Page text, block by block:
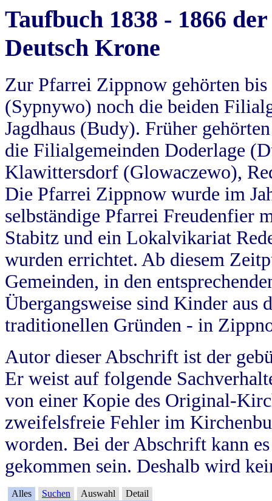
Taufbuch 1838 - 1866
Deutsch Krone
Zur Pfarrei Zippnow gehörten
(Sypnywo) noch die beiden
Jagdhaus (Budy). Früher
die Filialgemeinden Doderlage
Klawittersdorf (Glowaczewo),
Die Pfarrei Zippnow wurde im
selbständige Pfarrei Freudenfier
Stabitz und ein Lokalvikariat
wurden errichtet. Ab diesem
Gemeinden, in den
Übergangsweise sind Kinder aus
traditionellen Gründen - in
Autor dieser Abschrift ist der
Er weist auf folgende
von einer Kopie des Original-
zweifelsfreie Fehler im
worden. Bei der Abschrift kann
gekommen sein. Deshalb wird
Alles Suchen Auswahl Detail